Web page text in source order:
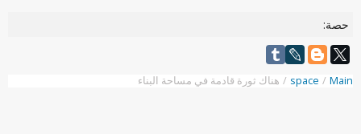
حصة:
Main
/
space
/ هناك ثورة قادمة في مساحة البناء